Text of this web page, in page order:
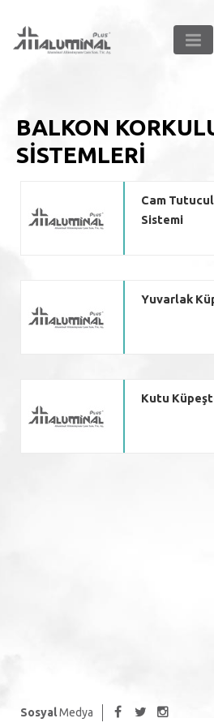
BALKON
SISTEMLERI
Cam
Sistemi
Yuvarlak
Kutu
SosyalMedya